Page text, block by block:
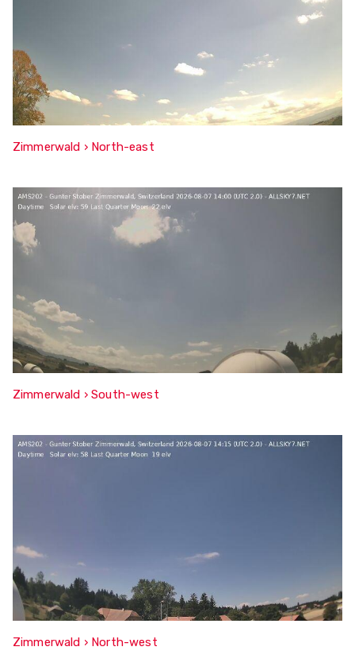
Zimmerwald › North-east
Zimmerwald › South-west
Zimmerwald › North-west